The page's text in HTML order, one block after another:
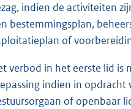
indien de activiteiten
bestemmingsplan,
of
verbod in het eerste lid is
indien in opdracht
of openbaar